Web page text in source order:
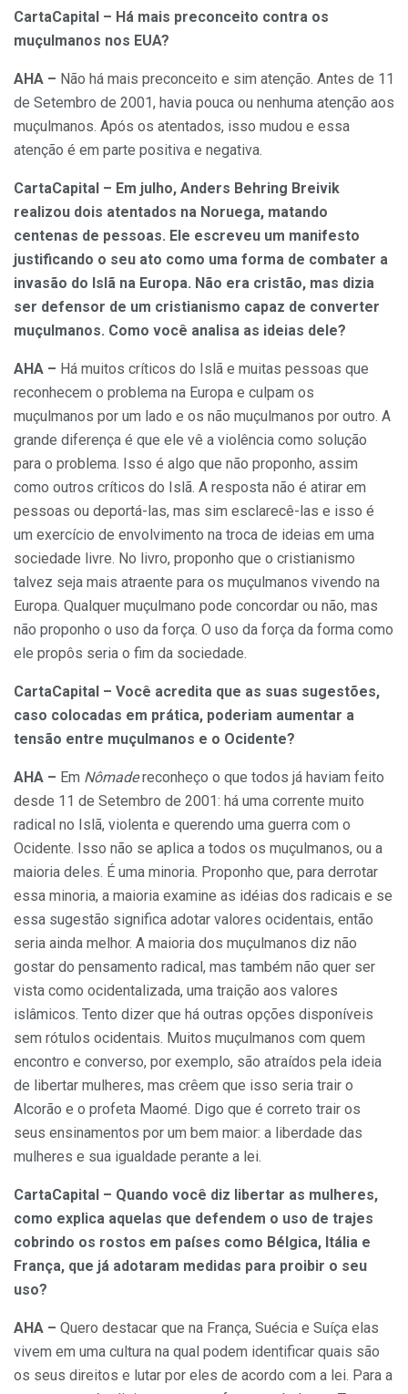
CartaCapital – Há mais preconceito contra os
muçulmanos nos EUA?
AHA – Não há mais preconceito e sim atenção. Antes de 11
de Setembro de 2001, havia pouca ou nenhuma atenção aos
muçulmanos. Após os atentados, isso mudou e essa
atenção é em parte positiva e negativa.
CartaCapital – Em julho, Anders Behring Breivik
realizou dois atentados na Noruega, matando
centenas de pessoas. Ele escreveu um manifesto
justificando o seu ato como uma forma de combater a
invasão do Islã na Europa. Não era cristão, mas dizia
ser defensor de um cristianismo capaz de converter
muçulmanos. Como você analisa as ideias dele?
AHA – Há muitos críticos do Islã e muitas pessoas que
reconhecem o problema na Europa e culpam os
muçulmanos por um lado e os não muçulmanos por outro. A
grande diferença é que ele vê a violência como solução
para o problema. Isso é algo que não proponho, assim
como outros críticos do Islã. A resposta não é atirar em
pessoas ou deportá-las, mas sim esclarecê-las e isso é
um exercício de envolvimento na troca de ideias em uma
sociedade livre. No livro, proponho que o cristianismo
talvez seja mais atraente para os muçulmanos vivendo na
Europa. Qualquer muçulmano pode concordar ou não, mas
não proponho o uso da força. O uso da força da forma como
ele propôs seria o fim da sociedade.
CartaCapital – Você acredita que as suas sugestões,
caso colocadas em prática, poderiam aumentar a
tensão entre muçulmanos e o Ocidente?
AHA – Em Nômadereconheço o que todos já haviam feito
desde 11 de Setembro de 2001: há uma corrente muito
radical no Islã, violenta e querendo uma guerra com o
Ocidente. Isso não se aplica a todos os muçulmanos, ou a
maioria deles. É uma minoria. Proponho que, para derrotar
essa minoria, a maioria examine as idéias dos radicais e se
essa sugestão significa adotar valores ocidentais, então
seria ainda melhor. A maioria dos muçulmanos diz não
gostar do pensamento radical, mas também não quer ser
vista como ocidentalizada, uma traição aos valores
islâmicos. Tento dizer que há outras opções disponíveis
sem rótulos ocidentais. Muitos muçulmanos com quem
encontro e converso, por exemplo, são atraídos pela ideia
de libertar mulheres, mas crêem que isso seria trair o
Alcorão e o profeta Maomé. Digo que é correto trair os
seus ensinamentos por um bem maior: a liberdade das
mulheres e sua igualdade perante a lei.
CartaCapital – Quando você diz libertar as mulheres,
como explica aquelas que defendem o uso de trajes
cobrindo os rostos em países como Bélgica, Itália e
França, que já adotaram medidas para proibir o seu
uso?
AHA – Quero destacar que na França, Suécia e Suíça elas
vivem em uma cultura na qual podem identificar quais são
os seus direitos e lutar por eles de acordo com a lei. Para a